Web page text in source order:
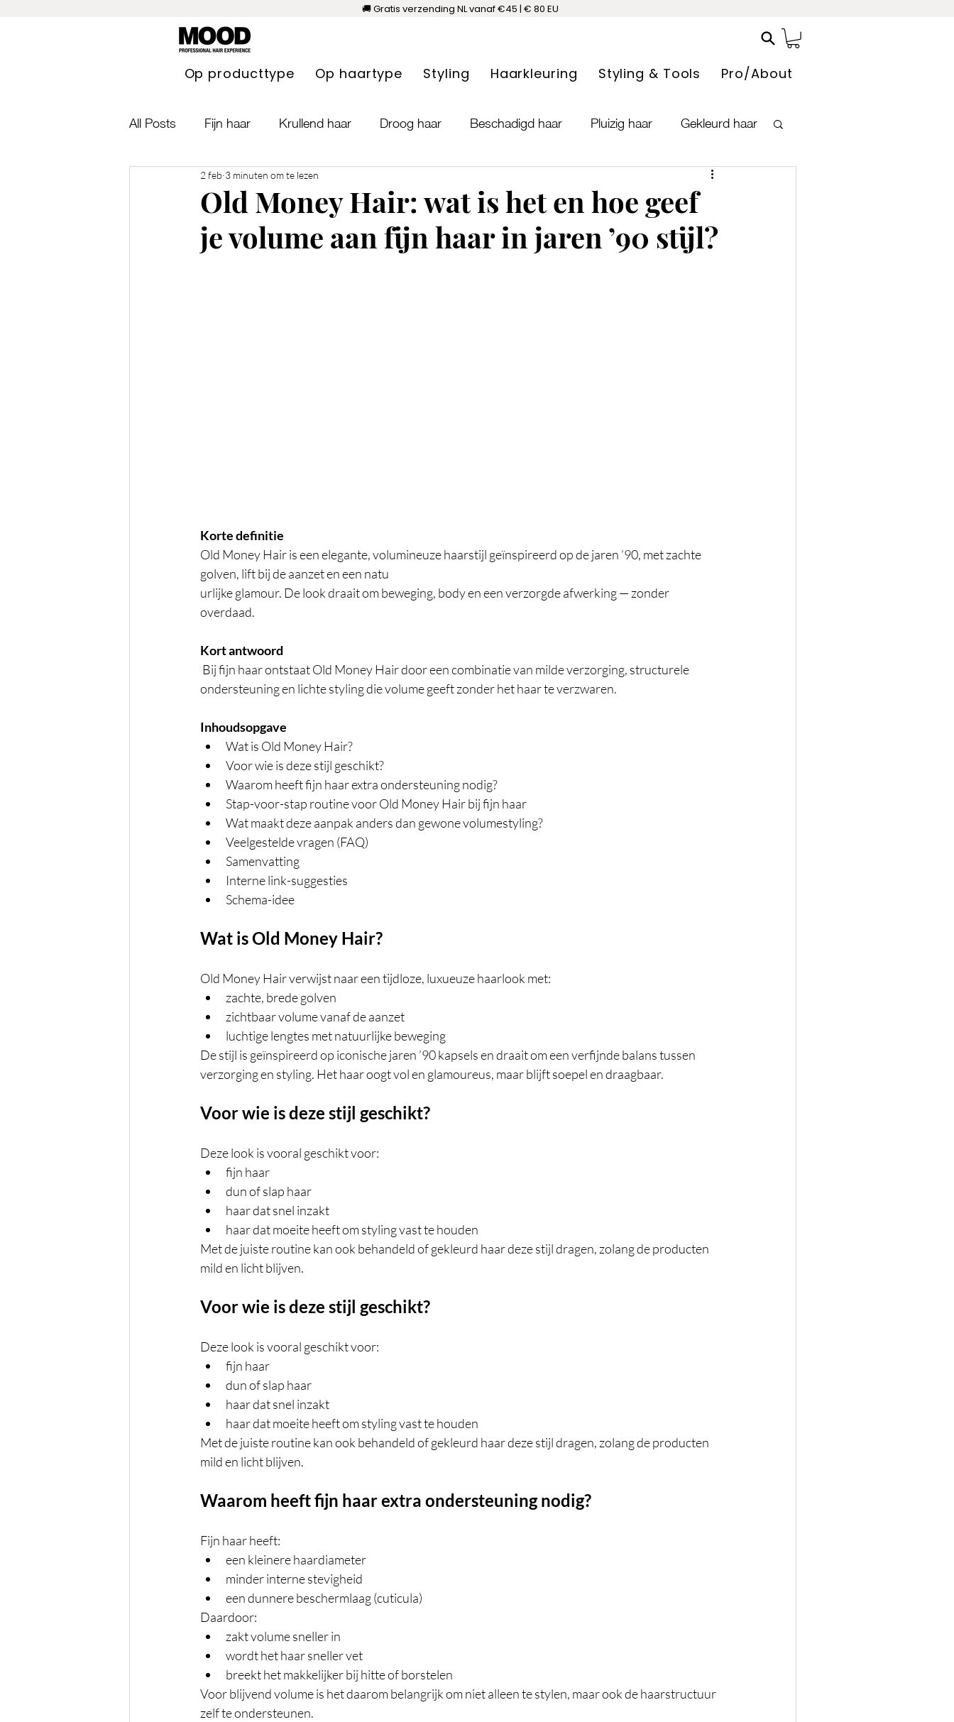
🚚 Gratis verzending NL vanaf €45 | € 80 EU
Op producttype Op haartype Styling Haarkleuring Styling & Tools Pro/About
All Posts Fijn haar Krullend haar Droog haar Beschadigd haar Pluizig haar Gekleurd haar
Blond haar Haaruitval Gevoelige hoofdhuid
Lang haar Geblondeerd haar Klitbaar haar Hairextensions
Old Money Hair: wat is het en hoe geef
je volume aan fijn haar in jaren ’90 stijl?
2 feb 3 minuten om te lezen
Korte definitie
Old Money Hair is een elegante, volumineuze haarstijl geïnspireerd op de jaren ’90, met zachte
golven, lift bij de aanzet en een natu
urlijke glamour. De look draait om beweging, body en een verzorgde afwerking — zonder
overdaad.
Kort antwoord
Bij fijn haar ontstaat Old Money Hair door een combinatie van milde verzorging, structurele
ondersteuning en lichte styling die volume geeft zonder het haar te verzwaren.
Inhoudsopgave
Wat is Old Money Hair?
Voor wie is deze stijl geschikt?
Waarom heeft fijn haar extra ondersteuning nodig?
Stap-voor-stap routine voor Old Money Hair bij fijn haar
Wat maakt deze aanpak anders dan gewone volumestyling?
Veelgestelde vragen (FAQ)
Samenvatting
Interne link-suggesties
Schema-idee
Wat is Old Money Hair?
Old Money Hair verwijst naar een tijdloze, luxueuze haarlook met:
zachte, brede golven
zichtbaar volume vanaf de aanzet
luchtige lengtes met natuurlijke beweging
De stijl is geïnspireerd op iconische jaren ’90 kapsels en draait om een verfijnde balans tussen
verzorging en styling. Het haar oogt vol en glamoureus, maar blijft soepel en draagbaar.
Voor wie is deze stijl geschikt?
Deze look is vooral geschikt voor:
fijn haar
dun of slap haar
haar dat snel inzakt
haar dat moeite heeft om styling vast te houden
Met de juiste routine kan ook behandeld of gekleurd haar deze stijl dragen, zolang de producten
mild en licht blijven.
Voor wie is deze stijl geschikt?
Deze look is vooral geschikt voor:
fijn haar
dun of slap haar
haar dat snel inzakt
haar dat moeite heeft om styling vast te houden
Met de juiste routine kan ook behandeld of gekleurd haar deze stijl dragen, zolang de producten
mild en licht blijven.
Waarom heeft fijn haar extra ondersteuning nodig?
Fijn haar heeft:
een kleinere haardiameter
minder interne stevigheid
een dunnere beschermlaag (cuticula)
Daardoor:
zakt volume sneller in
wordt het haar sneller vet
breekt het makkelijker bij hitte of borstelen
Voor blijvend volume is het daarom belangrijk om niet alleen te stylen, maar ook de haarstructuur
zelf te ondersteunen.